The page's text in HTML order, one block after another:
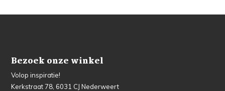
Bezoek onze winkel
Volop inspiratie!
Kerkstraat 78, 6031 CJ Nederweert